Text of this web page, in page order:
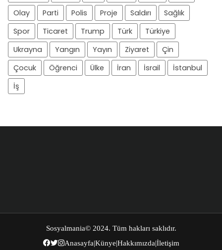
Olay
Parti Polis Proje Saldırı
Sağlık
Spor
Ticaret Trump Türk
Türkiye
Ukrayna
Yangın Yayın Ziyaret
Çin
Çocuk
Öğrenci Ülke İran İsrail
İstanbul
İş
Sosyalmania© 2024. Tüm hakları saklıdır.
Anasayfa|Künye|Hakkımızda|İletişim